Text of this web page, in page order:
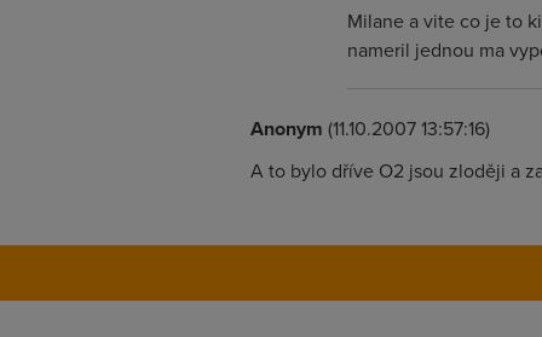
Milane a vite co je to
nameril jednou ma
Anonym (11.10.2007 13:57:16)
A to bylo dříve O2 jsou zloději a